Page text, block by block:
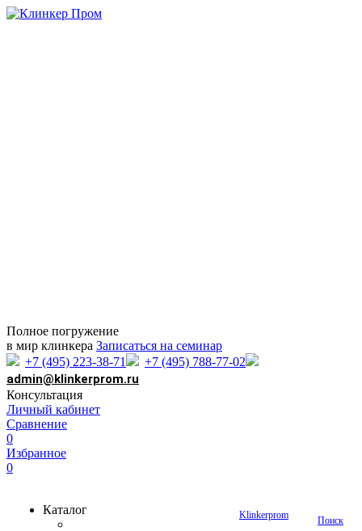
Полное погружение
в мир клинкера Записаться на семинар
+7 (495) 223-38-71
+7 (495) 788-77-02
admin@klinkerprom.ru
Консультация
Личный кабинет
Сравнение
0
Избранное
0
Поиск
Klinkerprom
Каталог